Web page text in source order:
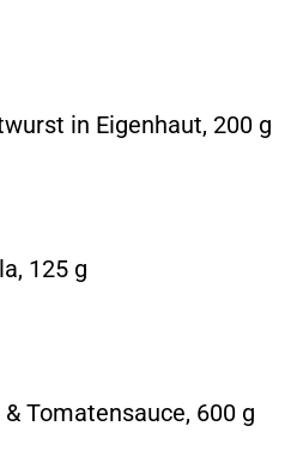
in Eigenhaut, 200 g
125 g
Tomatensauce, 600 g